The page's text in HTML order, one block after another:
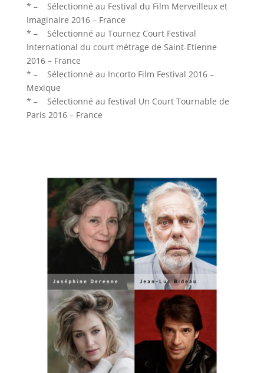
* – Sélectionné au Festival du Film Merveilleux et
Imaginaire 2016 – France
* – Sélectionné au Tournez Court Festival
International du court métrage de Saint-Etienne
2016 – France
* – Sélectionné au Incorto Film Festival 2016 –
Mexique
* – Sélectionné au festival Un Court Tournable de
Paris 2016 – France